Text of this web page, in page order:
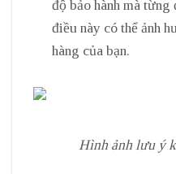
độ bảo hành mà
điều này có thể ảnh
hàng của bạn.
Hình ảnh lưu ý